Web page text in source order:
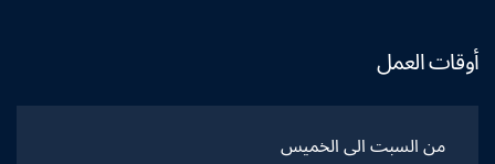
أوقات العمل
من السبت الى الخميس